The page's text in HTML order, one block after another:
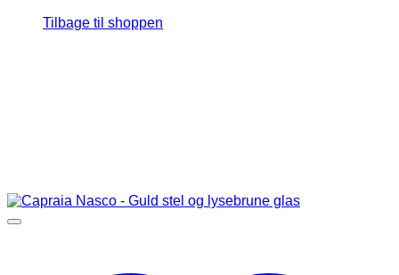
Tilbage til shoppen